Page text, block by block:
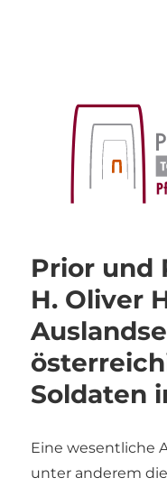
Prior und
H. Oliver
Soldaten
Eine wesentliche
unter anderem